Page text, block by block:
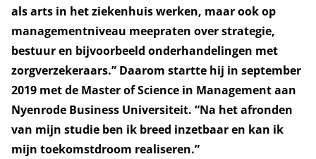
als arts in het ziekenhuis werken, maar ook op
managementniveau meepraten over strategie,
bestuur en bijvoorbeeld onderhandelingen met
zorgverzekeraars.” Daarom startte hij in september
2019 met de Master of Science in Management aan
Nyenrode Business Universiteit. “Na het afronden
van mijn studie ben ik breed inzetbaar en kan ik
mijn toekomstdroom realiseren.”